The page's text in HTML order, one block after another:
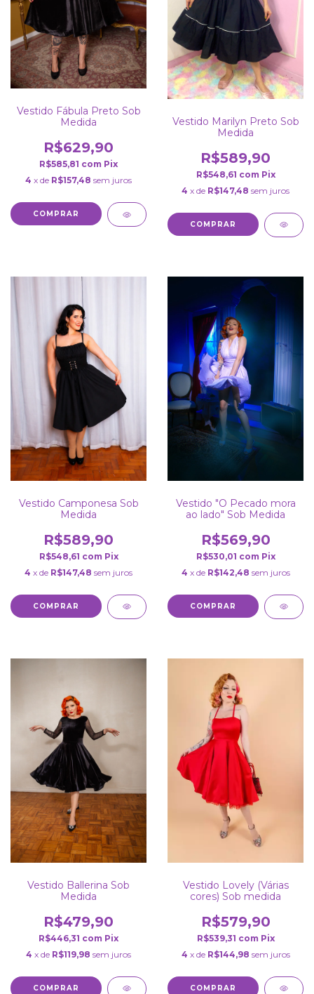
Vestido Fábula Preto Sob
Medida
R$629,90
R$585,81 com Pix
4 x de R$157,48 sem juros
COMPRAR
Vestido Marilyn Preto Sob
Medida
R$589,90
R$548,61 com Pix
4 x de R$147,48 sem juros
COMPRAR
Vestido Camponesa Sob
Medida
R$589,90
R$548,61 com Pix
4 x de R$147,48 sem juros
COMPRAR
Vestido "O Pecado mora
ao lado" Sob Medida
R$569,90
R$530,01 com Pix
4 x de R$142,48 sem juros
COMPRAR
Vestido Ballerina Sob
Medida
R$479,90
R$446,31 com Pix
4 x de R$119,98 sem juros
COMPRAR
Vestido Lovely (Várias
cores) Sob medida
R$579,90
R$539,31 com Pix
4 x de R$144,98 sem juros
COMPRAR